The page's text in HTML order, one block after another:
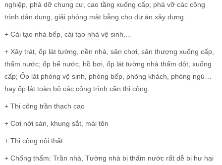
nghiệp, phá dỡ chung cư, cao tầng xuống cấp; phá vỡ các công
trình dân dụng, giải phóng mặt bằng cho dự án xây dựng.
+ Cải tạo nhà bếp, cải tạo nhà vệ sinh,…
+ Xây trát, ốp lát tường, nền nhà, sân chơi, sân thượng xuống cấp,
thấm nước; ốp bể nước, hồ bơi, ốp lát tường nhà thấm dột, xuống
cấp; Ốp lát phòng vệ sinh, phòng bếp, phòng khách, phòng ngủ…
hay ốp lát toàn bộ các công trình cần thi công.
+ Thi công trần thạch cao
+ Cơi nới sàn, khung sắt, mái tôn
+ Thi công nội thất
+ Chống thấm: Trần nhà, Tường nhà bị thấm nước rất dễ bị hư hại